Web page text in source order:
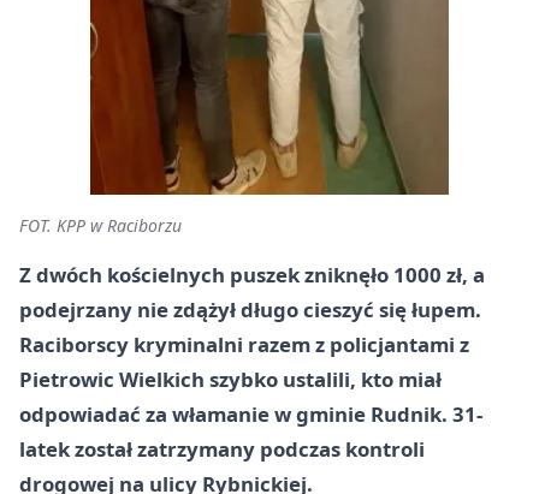
FOT. KPP w Raciborzu
Z dwóch kościelnych puszek zniknęło 1000 zł, a
podejrzany nie zdążył długo cieszyć się łupem.
Raciborscy kryminalni razem z policjantami z
Pietrowic Wielkich szybko ustalili, kto miał
odpowiadać za włamanie w gminie Rudnik. 31-
latek został zatrzymany podczas kontroli
drogowej na ulicy Rybnickiej.